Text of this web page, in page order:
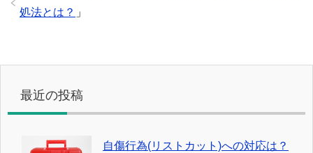
処法とは？ 」
最近の投稿
自傷行為(リストカット)への対応は？